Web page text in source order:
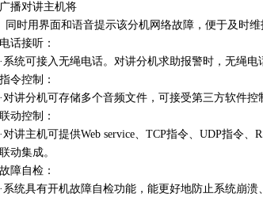
广播对讲主机将
同时用界面和语音提示该分机网络故障，便于及时维
电话接听：
·系统可接入无绳电话。对讲分机求助报警时，无绳电
指令控制：
·对讲分机可存储多个音频文件，可接受第三方软件
联动控制：
·对讲主机可提供Web service、TCP指令、UDP指令
联动集成。
故障自检：
·系统具有开机故障自检功能，能更好地防止系统崩溃